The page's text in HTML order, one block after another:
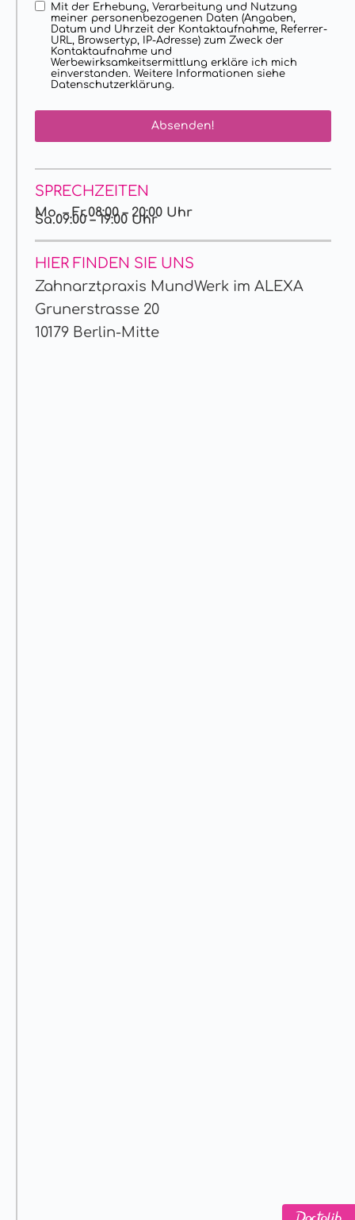
Mit der Erhebung, Verarbeitung und Nutzung
meiner personenbezogenen Daten (Angaben,
Datum und Uhrzeit der Kontaktaufnahme, Referrer-
URL, Browsertyp, IP-Adresse) zum Zweck der
Kontaktaufnahme und
Werbewirksamkeitsermittlung erkläre ich mich
einverstanden. Weitere Informationen siehe
Datenschutzerklärung.
Absenden!
SPRECHZEITEN
Mo. – Fr.08:00 – 20:00 Uhr
Sa.09:00 – 19:00 Uhr
HIER FINDEN SIE UNS
Zahnarztpraxis MundWerk im ALEXA
Grunerstrasse 20
10179 Berlin-Mitte